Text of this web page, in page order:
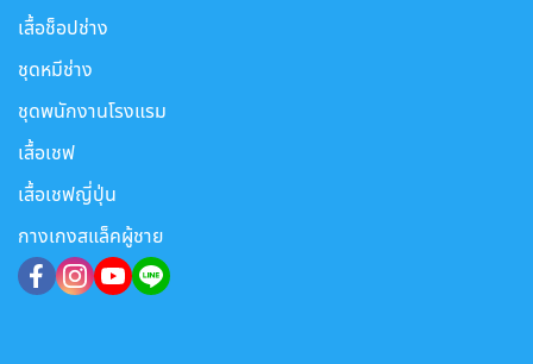
เสื้อช็อปช่าง
ชุดหมีช่าง
ชุดพนักงานโรงแรม
เสื้อเชฟ
เสื้อเชฟญี่ปุ่น
กางเกงสแล็คผู้ชาย